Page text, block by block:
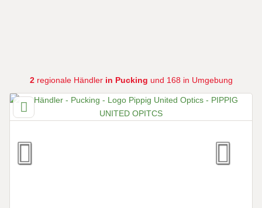
2regionale Händler in Pucking und 168 in Umgebung